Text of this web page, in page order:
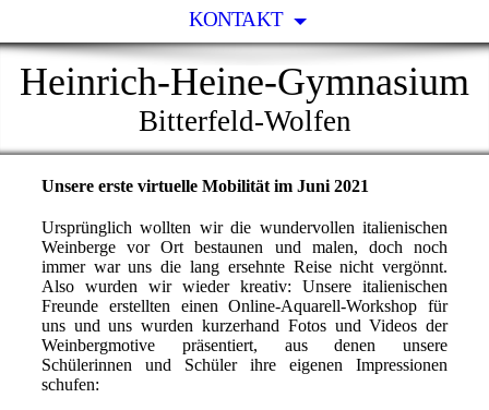
KONTAKT
Heinrich-Heine-Gymnasium
Bitterfeld-Wolfen
Unsere erste virtuelle Mobilität im Juni 2021
Ursprünglich wollten wir die wundervollen italienischen
Weinberge vor Ort bestaunen und malen, doch noch
immer war uns die lang ersehnte Reise nicht vergönnt.
Also wurden wir wieder kreativ: Unsere italienischen
Freunde erstellten einen Online-Aquarell-Workshop für
uns und uns wurden kurzerhand Fotos und Videos der
Weinbergmotive präsentiert, aus denen unsere
Schülerinnen und Schüler ihre eigenen Impressionen
schufen: